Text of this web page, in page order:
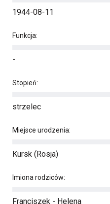
1944-08-11
Funkcja:
-
Stopień:
strzelec
Miejsce urodzenia:
Kursk (Rosja)
Imiona rodziców:
Franciszek - Helena